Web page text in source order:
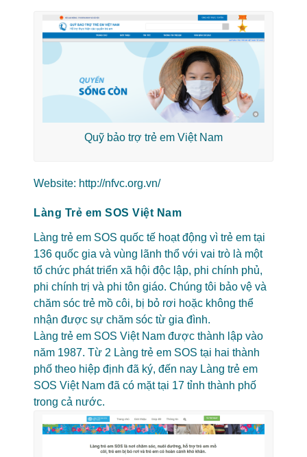
Quỹ bảo trợ trẻ em Việt Nam
Website: http://nfvc.org.vn/
Làng Trẻ em SOS Việt Nam
Làng trẻ em SOS quốc tế hoạt động vì trẻ em tại
136 quốc gia và vùng lãnh thổ với vai trò là một
tổ chức phát triển xã hội độc lập, phi chính phủ,
phi chính trị và phi tôn giáo. ​Chúng tôi bảo vệ và
chăm sóc trẻ mồ côi, bị bỏ rơi hoặc không thể
nhận được sự chăm sóc từ gia đình.
Làng trẻ em SOS Việt Nam được thành lập vào
năm 1987. Từ 2 Làng trẻ em SOS tại hai thành
phố theo hiệp định đã ký, đến nay Làng trẻ em
SOS Việt Nam đã có mặt tại 17 tỉnh thành phố
trong cả nước.